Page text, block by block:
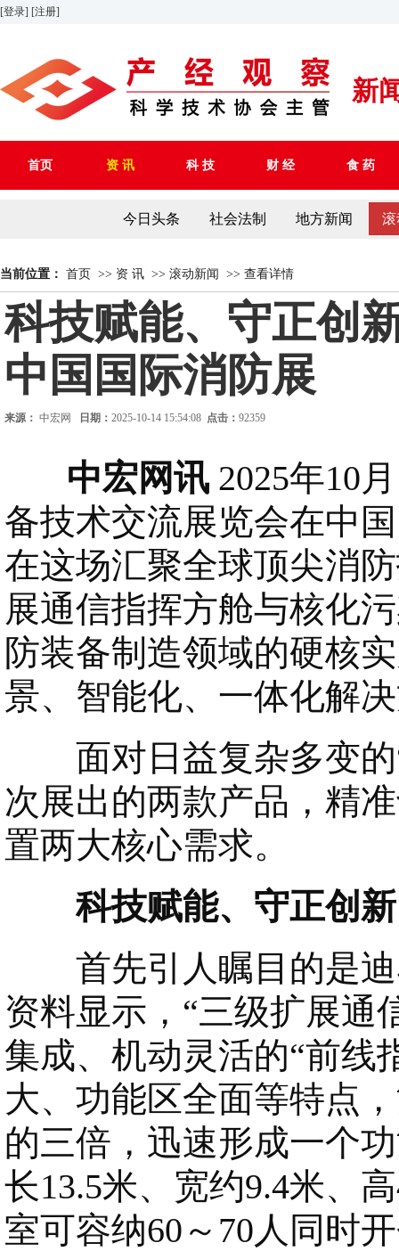
[登录] [注册]
新
首页 资 讯 科 技 财 经 食 药
今日头条 社会法制 地方新闻 滚
当前位置： 首页 >> 资 讯 >> 滚动新闻 >> 查看详情
科技赋能、守正创
中国国际消防展
来源： 中宏网 日期： 2025-10-14 15:54:08 点击： 92359
中宏网讯 2025年10
备技术交流展览会在中
在这场汇聚全球顶尖消
展通信指挥方舱与核化
防装备制造领域的硬核
景、智能化、一体化解
面对日益复杂多变的“
次展出的两款产品，精
置两大核心需求。
科技赋能、守正创新
首先引人瞩目的是迪
资料显示，“三级扩展通
集成、机动灵活的“前线
大、功能区全面等特点
的三倍，迅速形成一个
长13.5米、宽约9.4米、
室可容纳60～70人同时